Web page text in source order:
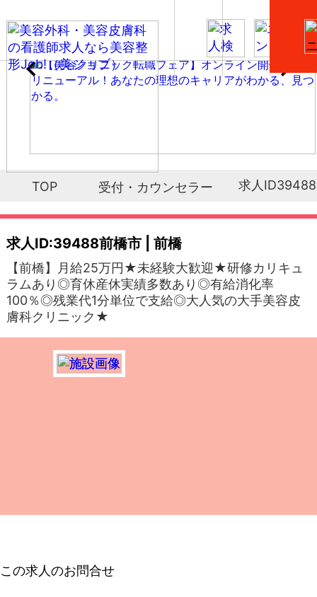
TOP 受付・カウンセラー 求人ID39488
求人ID:39488前橋市 | 前橋
【前橋】月給25万円★未経験大歓迎★研修カリキュ
ラムあり◎育休産休実績多数あり◎有給消化率
100％◎残業代1分単位で支給◎大人気の大手美容皮
膚科クリニック★
この求人のお問合せ